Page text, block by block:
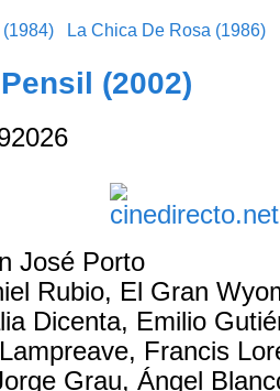
La Chica De Rosa (1986)
(2002)
2026
José Porto
Rubio, El Gran
Dicenta, Emilio
Francis
Grau, Ángel